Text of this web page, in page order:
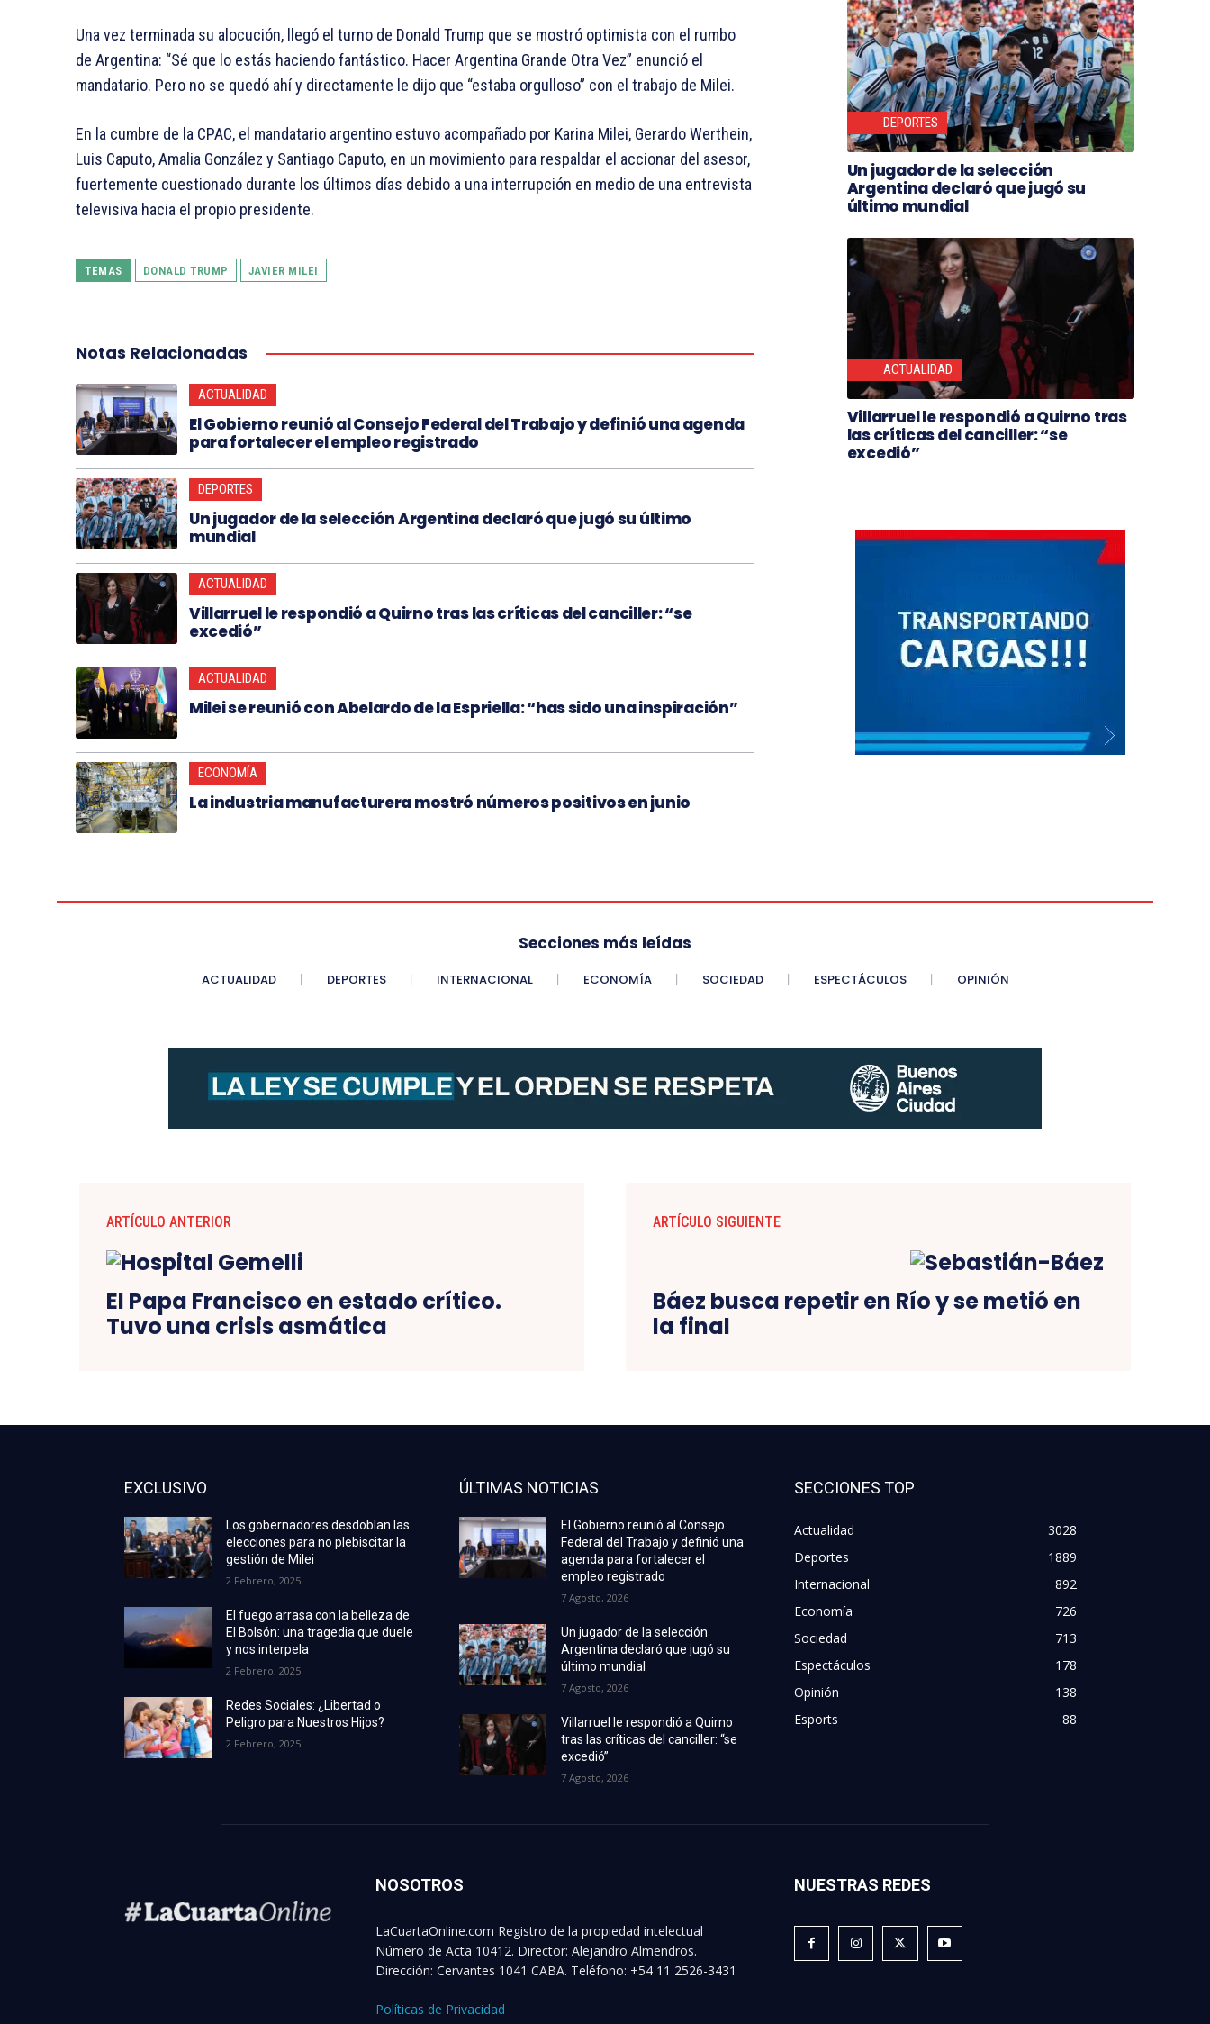
Una vez terminada su alocución, llegó el turno de Donald Trump que se mostró optimista con el rumbo
de Argentina: “Sé que lo estás haciendo fantástico. Hacer Argentina Grande Otra Vez” enunció el
mandatario. Pero no se quedó ahí y directamente le dijo que “estaba orgulloso” con el trabajo de Milei.
En la cumbre de la CPAC, el mandatario argentino estuvo acompañado por Karina Milei, Gerardo Werthein,
Luis Caputo, Amalia González y Santiago Caputo, en un movimiento para respaldar el accionar del asesor,
fuertemente cuestionado durante los últimos días debido a una interrupción en medio de una entrevista
televisiva hacia el propio presidente.
TEMAS DONALD TRUMP JAVIER MILEI
Notas Relacionadas
ACTUALIDAD
El Gobierno reunió al Consejo Federal del Trabajo y definió una agenda
para fortalecer el empleo registrado
DEPORTES
Un jugador de la selección Argentina declaró que jugó su último
mundial
ACTUALIDAD
Villarruel le respondió a Quirno tras las críticas del canciller: “se
excedió”
ACTUALIDAD
Milei se reunió con Abelardo de la Espriella: “has sido una inspiración”
ECONOMÍA
La industria manufacturera mostró números positivos en junio
DEPORTES
Un jugador de la selección
Argentina declaró que jugó su
último mundial
ACTUALIDAD
Villarruel le respondió a Quirno tras
las críticas del canciller: “se
excedió”
Secciones más leídas
ACTUALIDAD DEPORTES INTERNACIONAL ECONOMÍA SOCIEDAD ESPECTÁCULOS OPINIÓN
ARTÍCULO ANTERIOR
El Papa Francisco en estado crítico.
Tuvo una crisis asmática
ARTÍCULO SIGUIENTE
Báez busca repetir en Río y se metió en
la final
EXCLUSIVO
Los gobernadores desdoblan las
elecciones para no plebiscitar la
gestión de Milei
2 Febrero, 2025
El fuego arrasa con la belleza de
El Bolsón: una tragedia que duele
y nos interpela
2 Febrero, 2025
Redes Sociales: ¿Libertad o
Peligro para Nuestros Hijos?
2 Febrero, 2025
ÚLTIMAS NOTICIAS
El Gobierno reunió al Consejo
Federal del Trabajo y definió una
agenda para fortalecer el
empleo registrado
7 Agosto, 2026
Un jugador de la selección
Argentina declaró que jugó su
último mundial
7 Agosto, 2026
Villarruel le respondió a Quirno
tras las críticas del canciller: “se
excedió”
7 Agosto, 2026
SECCIONES TOP
Actualidad
3028
Deportes
1889
Internacional
892
Economía
726
Sociedad
713
Espectáculos
178
Opinión
138
Esports
88
NOSOTROS
LaCuartaOnline.com Registro de la propiedad intelectual
Número de Acta 10412. Director: Alejandro Almendros.
Dirección: Cervantes 1041 CABA. Teléfono: +54 11 2526-3431
Políticas de Privacidad
NUESTRAS REDES